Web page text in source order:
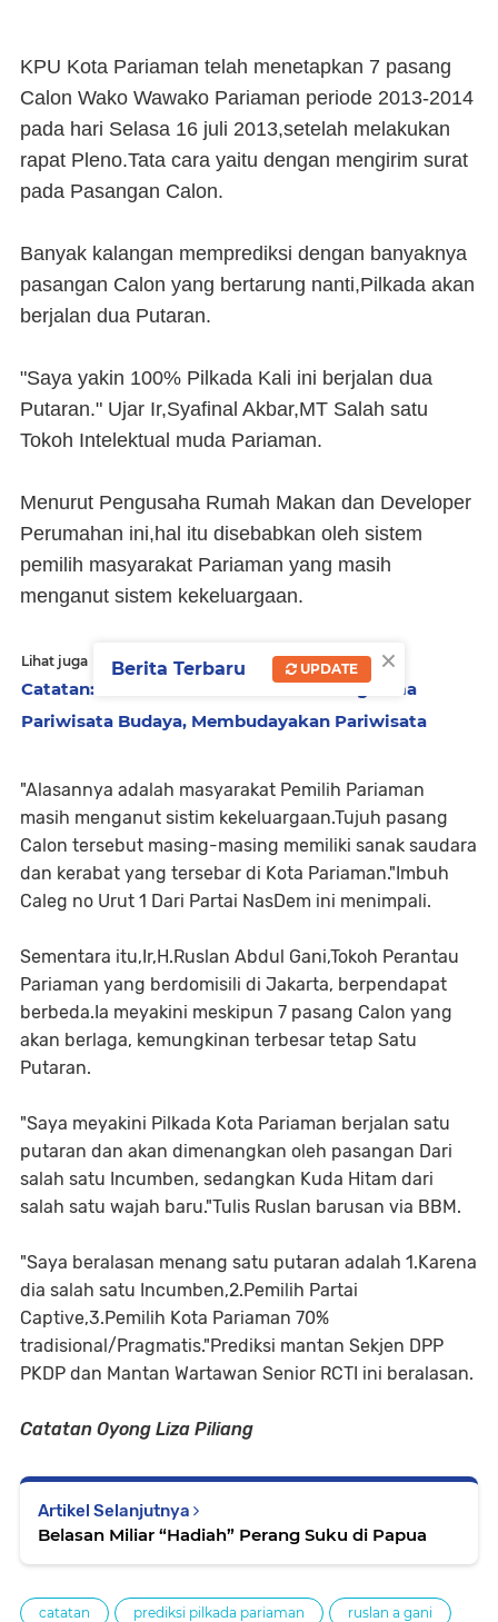
KPU Kota Pariaman telah menetapkan 7 pasang
Calon Wako Wawako Pariaman periode 2013-2014
pada hari Selasa 16 juli 2013,setelah melakukan
rapat Pleno.Tata cara yaitu dengan mengirim surat
pada Pasangan Calon.
Banyak kalangan memprediksi dengan banyaknya
pasangan Calon yang bertarung nanti,Pilkada akan
berjalan dua Putaran.
"Saya yakin 100% Pilkada Kali ini berjalan dua
Putaran." Ujar Ir,Syafinal Akbar,MT Salah satu
Tokoh Intelektual muda Pariaman.
Menurut Pengusaha Rumah Makan dan Developer
Perumahan ini,hal itu disebabkan oleh sistem
pemilih masyarakat Pariaman yang masih
menganut sistem kekeluargaan.
Lihat juga
Catatan: Ramadhan Situasional Bintang Lima
Pariwisata Budaya, Membudayakan Pariwisata
"Alasannya adalah masyarakat Pemilih Pariaman
masih menganut sistim kekeluargaan.Tujuh pasang
Calon tersebut masing-masing memiliki sanak saudara
dan kerabat yang tersebar di Kota Pariaman."Imbuh
Caleg no Urut 1 Dari Partai NasDem ini menimpali.
Sementara itu,Ir,H.Ruslan Abdul Gani,Tokoh Perantau
Pariaman yang berdomisili di Jakarta, berpendapat
berbeda.Ia meyakini meskipun 7 pasang Calon yang
akan berlaga, kemungkinan terbesar tetap Satu
Putaran.
"Saya meyakini Pilkada Kota Pariaman berjalan satu
putaran dan akan dimenangkan oleh pasangan Dari
salah satu Incumben, sedangkan Kuda Hitam dari
salah satu wajah baru."Tulis Ruslan barusan via BBM.
"Saya beralasan menang satu putaran adalah 1.Karena
dia salah satu Incumben,2.Pemilih Partai
Captive,3.Pemilih Kota Pariaman 70%
tradisional/Pragmatis."Prediksi mantan Sekjen DPP
PKDP dan Mantan Wartawan Senior RCTI ini beralasan.
Catatan Oyong Liza Piliang
Artikel Selanjutnya
Belasan Miliar “Hadiah” Perang Suku di Papua
catatan prediksi pilkada pariaman ruslan a gani
×
Berita Terbaru UPDATE